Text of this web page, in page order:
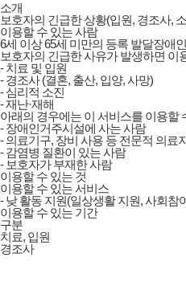
소개
보호자의 긴급한 상황(입원, 경조사,
이용할 수 있는 사람
6세 이상 65세 미만의 등록 발달장애
보호자의 긴급한 사유가 발생하면 이
- 치료 및 입원
- 경조사 (결혼, 출산, 입양, 사망)
- 심리적 소진
- 재난·재해
아래의 경우에는 이 서비스를 이용할
- 장애인거주시설에 사는 사람
- 의료기구, 장비 사용 등 전문적 의료
- 감염병 질환이 있는 사람
- 보호자가 부재한 사람
이용할 수 있는 것
이용할 수 있는 서비스
- 낮 활동 지원(일상생활 지원, 사회참
이용할 수 있는 기간
구분
치료, 입원
경조사